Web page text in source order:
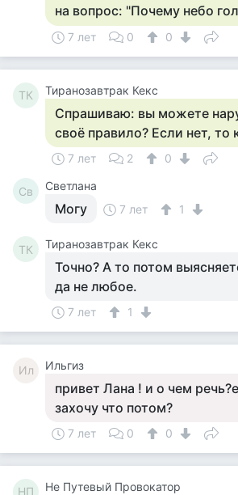
на вопрос: "Почему небо
7 лет 0 0
ТК Тиранозавтрак Кекс
Спрашиваю: вы можете
своё правило? Если нет, то
7 лет 2 0
Св Светлана
Могу 7 лет 1
ТК Тиранозавтрак Кекс
Точно? А то потом
да не любое.
7 лет 1
Ил Ильгиз
привет Лана ! и о чем
захочу что потом?
7 лет 0 0
НП Не Путевый Провокатор